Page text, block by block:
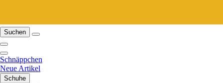
Suchen
Schnäppchen
Neue Artikel
Schuhe